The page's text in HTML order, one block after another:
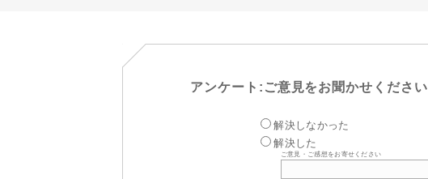
アンケート:ご意見をお聞かせください
解決しなかった
解決した
ご意見・ご感想をお寄せください